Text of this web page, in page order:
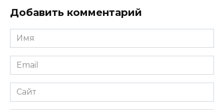
Добавить комментарий
Имя
*
Email
*
Сайт